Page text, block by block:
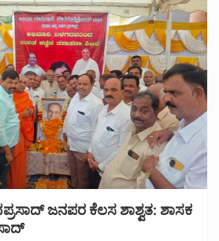
ಜನಪರ ಕೆಲಸ ಶಾಶ್ವತ: ಶಾಸಕ